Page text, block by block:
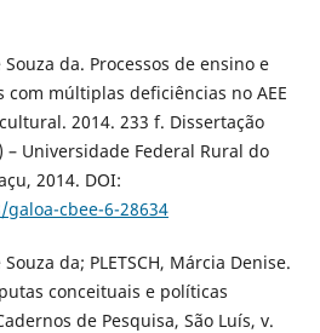
da. Processos de ensino e
múltiplas deficiências no AEE
2014. 233 f. Dissertação
– Universidade Federal Rural do
2014. DOI:
cbee-6-28634
da; PLETSCH, Márcia Denise.
conceituais e políticas
de Pesquisa, São Luís, v.